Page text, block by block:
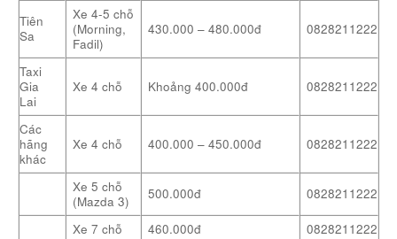
Tiên
Sa
Xe 4-5 chỗ
(Morning,
Fadil)
430.000 – 480.000đ 0828211222
Taxi
Gia
Lai
Xe 4 chỗ Khoảng 400.000đ 0828211222
Các
hãng
khác
Xe 4 chỗ 400.000 – 450.000đ 0828211222
Xe 5 chỗ
(Mazda 3)
500.000đ 0828211222
Xe 7 chỗ 460.000đ 0828211222